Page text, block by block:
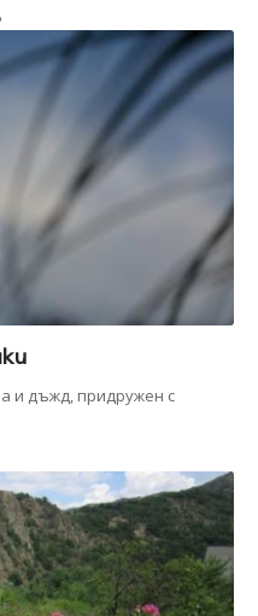
и дъжд, придружен с